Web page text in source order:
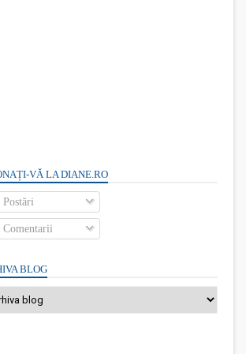
VĂ LA DIANE.RO
Postări
Comentarii
BLOG